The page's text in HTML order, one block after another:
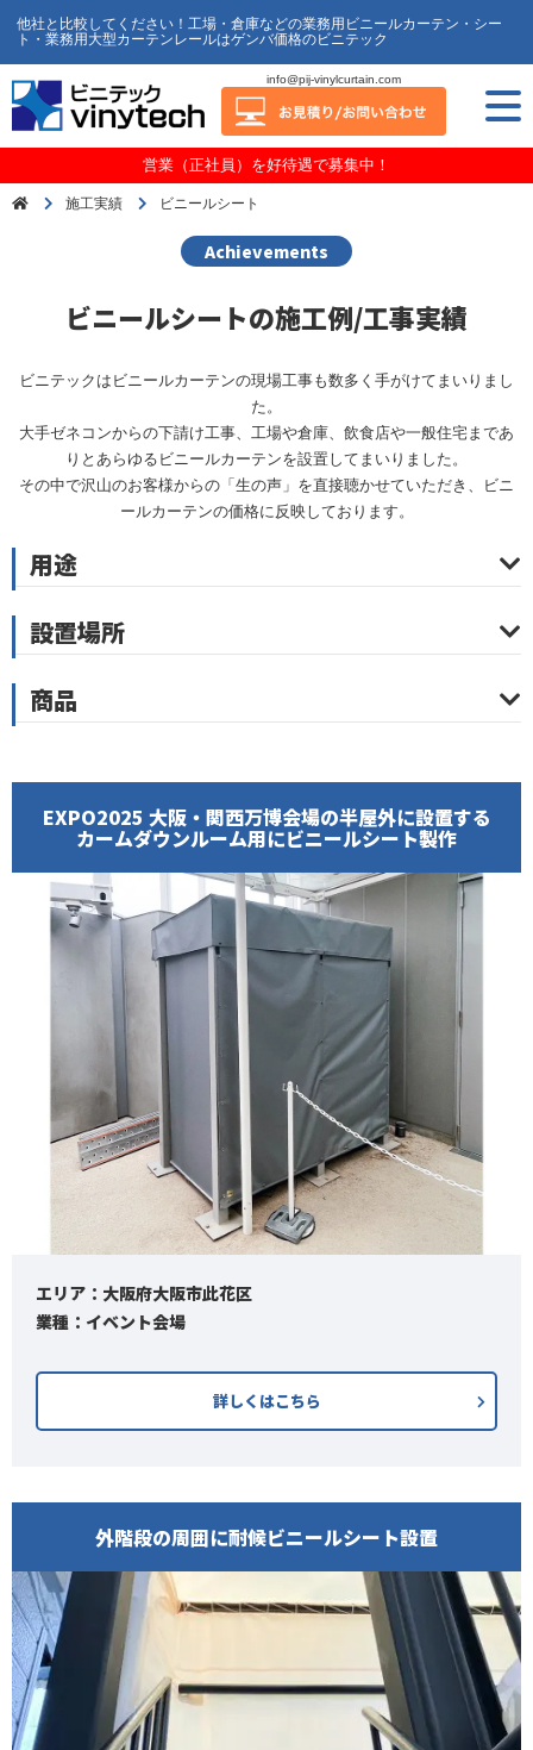
他社と比較してください！工場・倉庫などの業務用ビニールカーテン・シー
ト・業務用大型カーテンレールはゲンバ価格のビニテック
info@pij-vinylcurtain.com
営業（正社員）を好待遇で募集中！
施工実績 ビニールシート
Achievements
ビニールシートの施工例/工事実績
ビニテックはビニールカーテンの現場工事も数多く手がけてまいりまし
た。
大手ゼネコンからの下請け工事、工場や倉庫、飲食店や一般住宅まであ
りとあらゆるビニールカーテンを設置してまいりました。
その中で沢山のお客様からの「生の声」を直接聴かせていただき、ビニ
ールカーテンの価格に反映しております。
用途
設置場所
商品
EXPO2025 大阪・関西万博会場の半屋外に設置する
カームダウンルーム用にビニールシート製作
エリア：大阪府大阪市此花区
業種：イベント会場
詳しくはこちら
外階段の周囲に耐候ビニールシート設置